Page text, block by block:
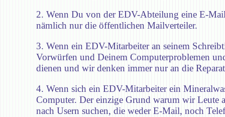
2. Wenn Du von der EDV-Abteilung eine E-
nämlich nur die öffentlichen Mailverteiler.
3. Wenn ein EDV-Mitarbeiter an seinem
Vorwürfen und Deinem Computerproblemen
dienen und wir denken immer nur an die
4. Wenn sich ein EDV-Mitarbeiter ein
Computer. Der einzige Grund warum wir Leute
nach Usern suchen, die weder E-Mail, noch